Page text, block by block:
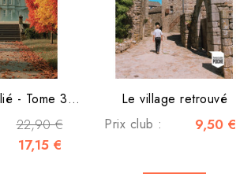
Le Manoir oublié - Tome 3 -...
22,90 €
17,15 €
Le village retrouvé
Prix club :
9,50 €